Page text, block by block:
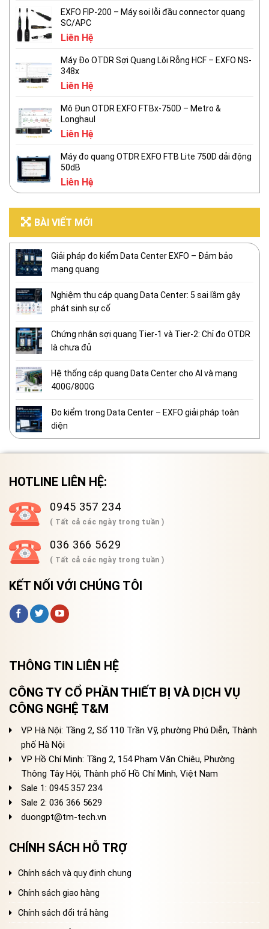
EXFO FIP-200 – Máy soi lỗi đầu connector quang
SC/APC
Liên Hệ
Máy Đo OTDR Sợi Quang Lõi Rỗng HCF – EXFO NS-
348x
Liên Hệ
Mô Đun OTDR EXFO FTBx-750D – Metro &
Longhaul
Liên Hệ
Máy đo quang OTDR EXFO FTB Lite 750D dải động
50dB
Liên Hệ
BÀI VIẾT MỚI
Giải pháp đo kiểm Data Center EXFO – Đảm bảo
mạng quang
Nghiệm thu cáp quang Data Center: 5 sai lầm gây
phát sinh sự cố
Chứng nhận sợi quang Tier-1 và Tier-2: Chỉ đo OTDR
là chưa đủ
Hệ thống cáp quang Data Center cho AI và mạng
400G/800G
Đo kiểm trong Data Center – EXFO giải pháp toàn
diện
HOTLINE LIÊN HỆ:
0945 357 234
( Tất cả các ngày trong tuần )
036 366 5629
( Tất cả các ngày trong tuần )
KẾT NỐI VỚI CHÚNG TÔI
THÔNG TIN LIÊN HỆ
CÔNG TY CỔ PHẦN THIẾT BỊ VÀ DỊCH VỤ
CÔNG NGHỆ T&M
VP Hà Nội: Tầng 2, Số 110 Trần Vỹ, phường Phú Diễn, Thành
phố Hà Nội
VP Hồ Chí Minh: Tầng 2, 154 Phạm Văn Chiêu, Phường
Thông Tây Hội, Thành phố Hồ Chí Minh, Việt Nam
Sale 1: 0945 357 234
Sale 2: 036 366 5629
duongpt@tm-tech.vn
CHÍNH SÁCH HỖ TRỢ
Chính sách và quy định chung
Chính sách giao hàng
Chính sách đổi trả hàng